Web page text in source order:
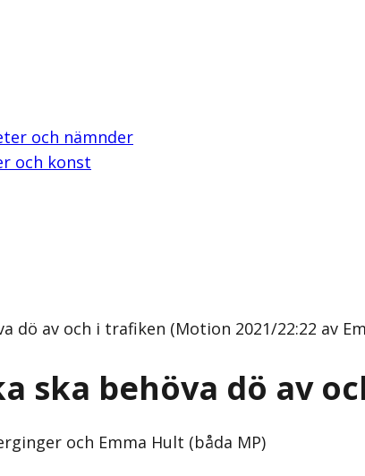
och nämnder
och konst
dö av och i trafiken (Motion 2021/22:22 av
ska behöva dö av
och Emma Hult (båda MP)